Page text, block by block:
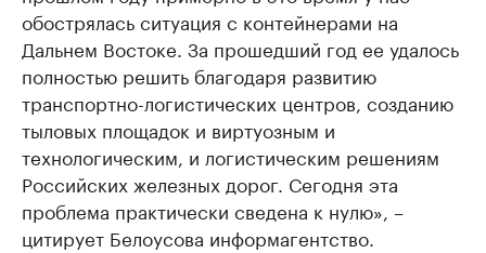
обострялась ситуация с контейнерами на
Дальнем Востоке. За прошедший год ее удалось
полностью решить благодаря развитию
транспортно-логистических центров, созданию
тыловых площадок и виртуозным и
технологическим, и логистическим решениям
Российских железных дорог. Сегодня эта
проблема практически сведена к нулю», –
цитирует Белоусова информагентство.